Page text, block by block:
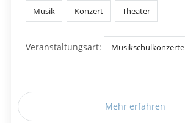
Musik Konzert Theater
Veranstaltungsart: Musikschulkonzerte
Mehr erfahren